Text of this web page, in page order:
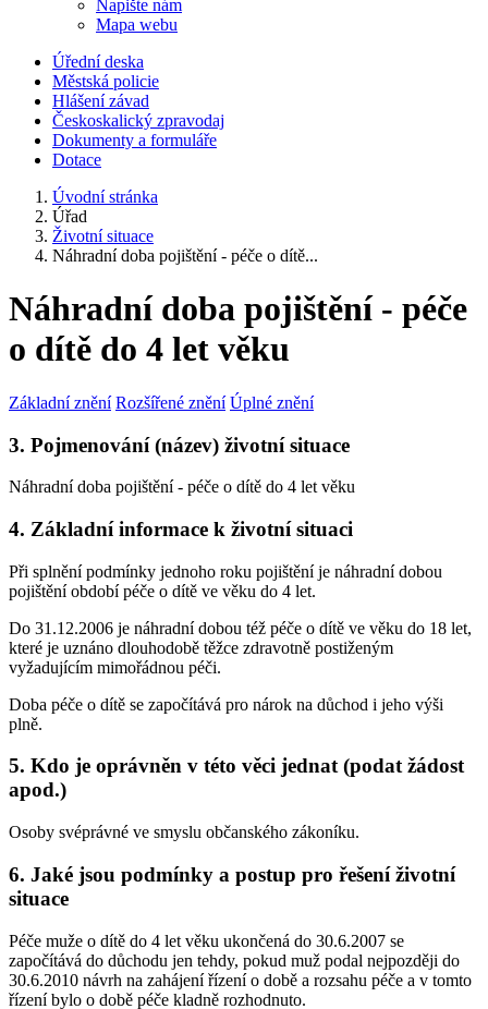
Napište nám
Mapa webu
Úřední deska
Městská policie
Hlášení závad
Českoskalický zpravodaj
Dokumenty a formuláře
Dotace
Úvodní stránka
Úřad
Životní situace
Náhradní doba pojištění - péče o dítě...
Náhradní doba pojištění - péče
o dítě do 4 let věku
Základní znění Rozšířené znění Úplné znění
3. Pojmenování (název) životní situace
Náhradní doba pojištění - péče o dítě do 4 let věku
4. Základní informace k životní situaci
Při splnění podmínky jednoho roku pojištění je náhradní dobou
pojištění období péče o dítě ve věku do 4 let.
Do 31.12.2006 je náhradní dobou též péče o dítě ve věku do 18 let,
které je uznáno dlouhodobě těžce zdravotně postiženým
vyžadujícím mimořádnou péči.
Doba péče o dítě se započítává pro nárok na důchod i jeho výši
plně.
5. Kdo je oprávněn v této věci jednat (podat žádost
apod.)
Osoby svéprávné ve smyslu občanského zákoníku.
6. Jaké jsou podmínky a postup pro řešení životní
situace
Péče muže o dítě do 4 let věku ukončená do 30.6.2007 se
započítává do důchodu jen tehdy, pokud muž podal nejpozději do
30.6.2010 návrh na zahájení řízení o době a rozsahu péče a v tomto
řízení bylo o době péče kladně rozhodnuto.